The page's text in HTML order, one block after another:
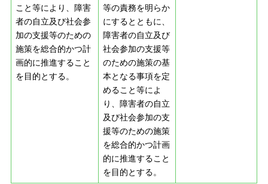
こと等により、障害
者の自立及び社会参
加の支援等のための
施策を総合的かつ計
画的に推進すること
を目的とする。
等の責務を明らか
にするとともに、
障害者の自立及び
社会参加の支援等
のための施策の基
本となる事項を定
めること等によ
り、障害者の自立
及び社会参加の支
援等のための施策
を総合的かつ計画
的に推進すること
を目的とする。